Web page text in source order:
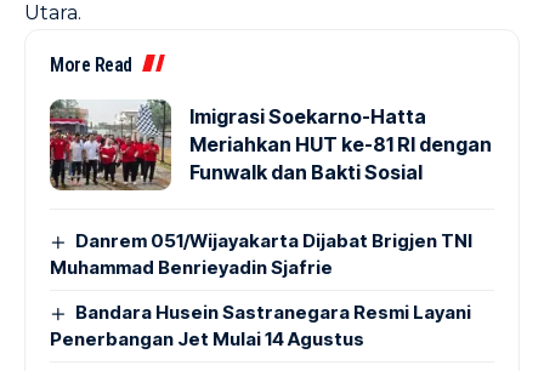
Utara.
More Read
Imigrasi Soekarno-Hatta
Meriahkan HUT ke-81 RI dengan
Funwalk dan Bakti Sosial
Danrem 051/Wijayakarta Dijabat Brigjen TNI
Muhammad Benrieyadin Sjafrie
Bandara Husein Sastranegara Resmi Layani
Penerbangan Jet Mulai 14 Agustus